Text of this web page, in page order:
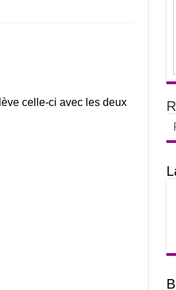
celle-ci avec les deux